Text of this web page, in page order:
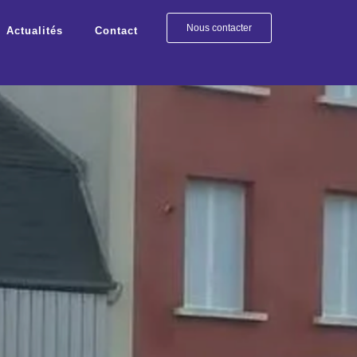
Actualités Contact Nous contacter